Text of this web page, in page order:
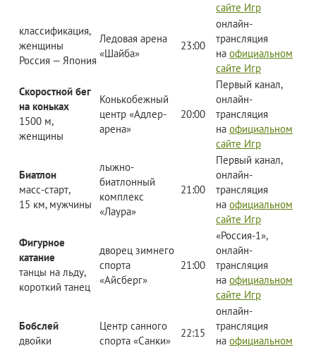
сайте Игр
классификация,
женщины
Россия — Япония
Ледовая арена
«Шайба»
23:00
онлайн-
трансляция
на официальном
сайте Игр
Скоростной бег
на коньках
1500 м,
женщины
Конькобежный
центр «Адлер-
арена»
20:00
Первый канал,
онлайн-
трансляция
на официальном
сайте Игр
Биатлон
масс-старт,
15 км, мужчины
лыжно-
биатлонный
комплекс
«Лаура»
21:00
Первый канал,
онлайн-
трансляция
на официальном
сайте Игр
Фигурное
катание
танцы на льду,
короткий танец
дворец зимнего
спорта
«Айсберг»
21:00
«Россия-1»,
онлайн-
трансляция
на официальном
сайте Игр
Бобслей
двойки
Центр санного
спорта «Санки»
22:15
онлайн-
трансляция
на официальном